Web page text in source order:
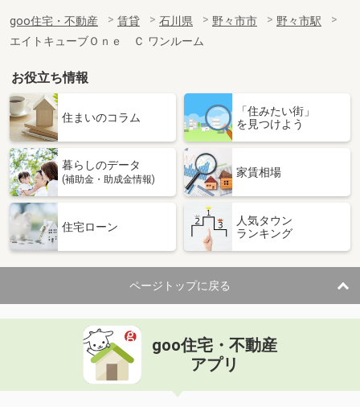
goo住宅・不動産 賃貸 石川県 野々市市
野々市駅
エイトキューブＯｎｅ Ｃ ワンルーム
お役立ち情報
住まいのコラム
「住みたい街」
を見つけよう
暮らしのデータ
(補助金・助成金情報)
家賃相場
住宅ローン
人気タウン
ランキング
ページトップに戻る
goo住宅・不動産
アプリ